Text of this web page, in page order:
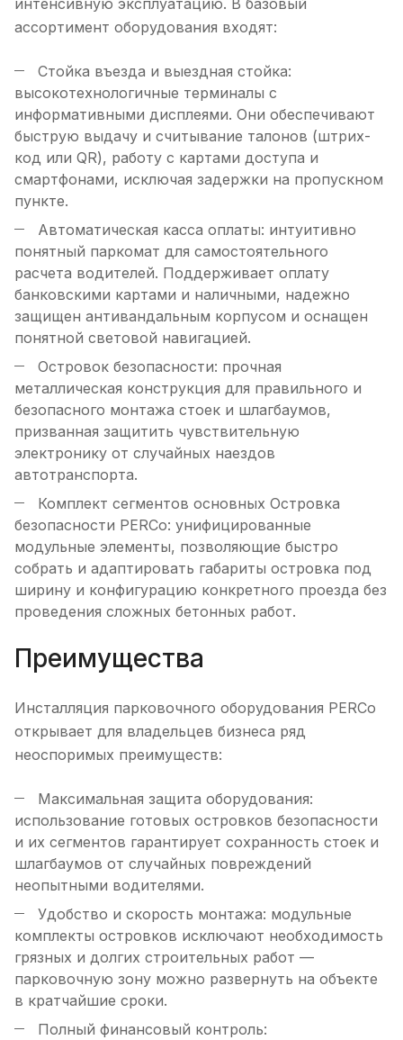
интенсивную эксплуатацию. В базовый
ассортимент оборудования входят:
Стойка въезда и выездная стойка:
высокотехнологичные терминалы с
информативными дисплеями. Они обеспечивают
быструю выдачу и считывание талонов (штрих-
код или QR), работу с картами доступа и
смартфонами, исключая задержки на пропускном
пункте.
Автоматическая касса оплаты: интуитивно
понятный паркомат для самостоятельного
расчета водителей. Поддерживает оплату
банковскими картами и наличными, надежно
защищен антивандальным корпусом и оснащен
понятной световой навигацией.
Островок безопасности: прочная
металлическая конструкция для правильного и
безопасного монтажа стоек и шлагбаумов,
призванная защитить чувствительную
электронику от случайных наездов
автотранспорта.
Комплект сегментов основных Островка
безопасности PERCo: унифицированные
модульные элементы, позволяющие быстро
собрать и адаптировать габариты островка под
ширину и конфигурацию конкретного проезда без
проведения сложных бетонных работ.
Преимущества
Инсталляция парковочного оборудования PERCo
открывает для владельцев бизнеса ряд
неоспоримых преимуществ:
Максимальная защита оборудования:
использование готовых островков безопасности
и их сегментов гарантирует сохранность стоек и
шлагбаумов от случайных повреждений
неопытными водителями.
Удобство и скорость монтажа: модульные
комплекты островков исключают необходимость
грязных и долгих строительных работ —
парковочную зону можно развернуть на объекте
в кратчайшие сроки.
Полный финансовый контроль: